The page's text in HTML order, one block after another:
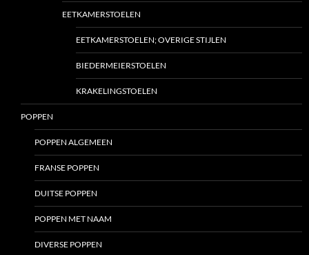
EETKAMERSTOELEN
EETKAMERSTOELEN; OVERIGE STIJLEN
BIEDERMEIERSTOELEN
KRAKELINGSTOELEN
POPPEN
POPPEN ALGEMEEN
FRANSE POPPEN
DUITSE POPPEN
POPPEN MET NAAM
DIVERSE POPPEN